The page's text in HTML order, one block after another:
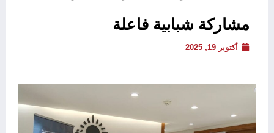
مشاركة شبابية فاعلة
أكتوبر 19, 2025